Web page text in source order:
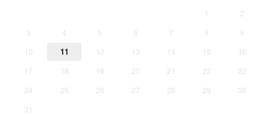
1
2
3
4 5 6 7 8
9
10
11 12 13 14 15
16
17
18 19 20 21 22
23
24
25 26 27 28 29
30
31